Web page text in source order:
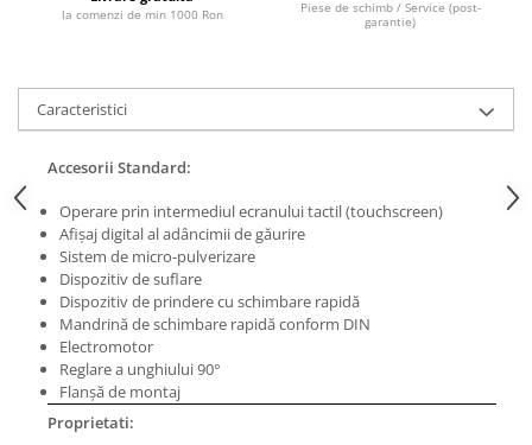
Masini de slefuit cu disc
Masini de slefuit cu mediu umed si
Masini de slefuit cutite de gravat
Masini de tesit
Masini pentru slefuit tevi
Masini universale de ascutit
Polizoare de banc
Masini de filetat
Masini pneumatice de filetat
Masini electrice de filetat
Exhaustor pentru aschii metal
la comenzi de min 1000 Ron
Piese de schimb / Service (post-
garantie)
Caracteristici
Accesorii Standard:
Operare prin intermediul ecranului tactil (touchscreen)
Afişaj digital al adâncimii de găurire
Sistem de micro-pulverizare
Dispozitiv de suflare
Dispozitiv de prindere cu schimbare rapidă
Mandrină de schimbare rapidă conform DIN
Electromotor
Reglare a unghiului 90°
Flanşă de montaj
Proprietati: